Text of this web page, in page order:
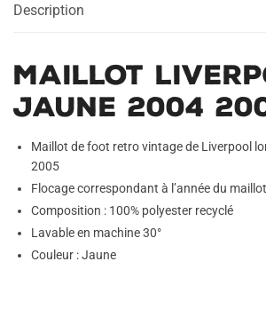
Description
Maillot
Jaune 2004
Maillot de foot retro vintage de Liverpool
2005
Flocage correspondant à l’année du maillot
Composition : 100% polyester recyclé
Lavable en machine 30°
Couleur : Jaune